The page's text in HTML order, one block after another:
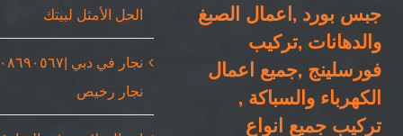
جبس بورد ,اعمال الصبغ
والدهانات ,تركيب
فورسلينج ,جميع اعمال
الكهرباء والسباكة ,
تركيب جميع انواع
الحل الأمثل لبيتك
نجار رخيص